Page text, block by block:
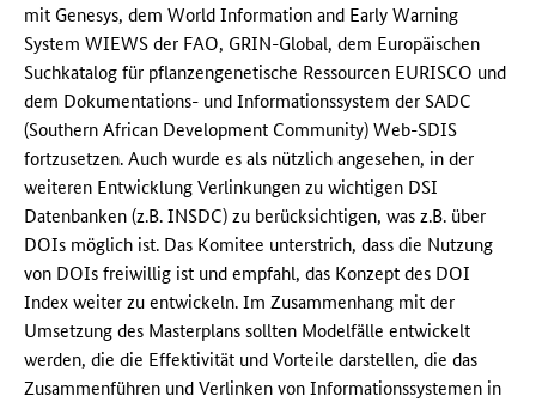
mit Genesys, dem World Information and Early Warning
System WIEWS der FAO, GRIN-Global, dem Europäischen
Suchkatalog für pflanzengenetische Ressourcen EURISCO und
dem Dokumentations- und Informationssystem der SADC
(Southern African Development Community) Web-SDIS
fortzusetzen. Auch wurde es als nützlich angesehen, in der
weiteren Entwicklung Verlinkungen zu wichtigen DSI
Datenbanken (z.B. INSDC) zu berücksichtigen, was z.B. über
DOIs möglich ist. Das Komitee unterstrich, dass die Nutzung
von DOIs freiwillig ist und empfahl, das Konzept des DOI
Index weiter zu entwickeln. Im Zusammenhang mit der
Umsetzung des Masterplans sollten Modelfälle entwickelt
werden, die die Effektivität und Vorteile darstellen, die das
Zusammenführen und Verlinken von Informationssystemen in